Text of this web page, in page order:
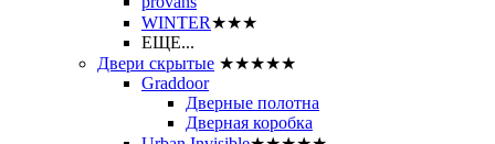
WINTER★★★
ЕЩЕ...
Двери скрытые ★★★★★
Graddoor
Дверные полотна
Дверная коробка